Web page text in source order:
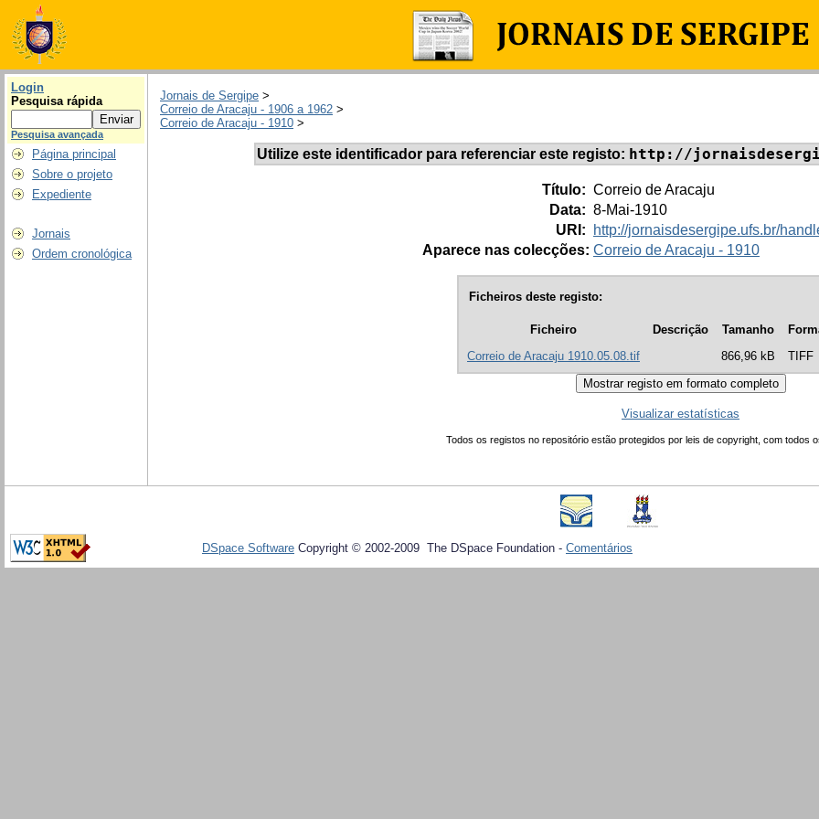
Login
Pesquisa rápida
Pesquisa avançada
Página principal
Sobre o projeto
Expediente
Jornais
Ordem cronológica
Jornais de Sergipe >
Correio de Aracaju - 1906 a 1962 >
Correio de Aracaju - 1910 >
Utilize este identificador para referenciar este registo: http://
Título: Correio de Aracaju
Data: 8-Mai-1910
URI:
http://jornaisdesergipe.ufs.br/
Aparece nas colecções: Correio de Aracaju - 1910
Ficheiros deste registo:
Ficheiro Descrição Tamanho
Correio de Aracaju 1910.05.08.tif
866,96 kB TIFF
Visualizar estatísticas
Todos os registos no repositório estão protegidos por leis de copyright, com todos
DSpace Software Copyright © 2002-2009 The DSpace Foundation - Comentários